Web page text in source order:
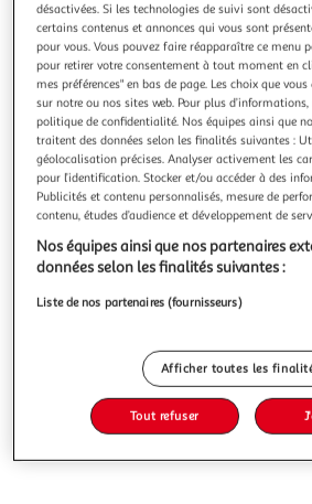
TERRES D'ARRAN : ELFES TOME
L'OURANN, Corbeyran Eric
Enfin, les origines dévoilées du
monde d'Arran : les semi elfes !
deux elfes blancs, enquêtent sur la
ermiteMoorw'yn, avec l'aide de sa
pêcheuse de koralis. Mais une fois
île perdu
En savoir +
Vous voulez connaître le prix
Afficher le prix
Caractéristiques
désactivées. Si les technologies de suivi sont
certains contenus et annonces qui vous sont
pour vous. Vous pouvez faire réapparaître ce menu
pour retirer votre consentement à tout moment en
mes préférences" en bas de page. Les choix que
sur notre ou nos sites web. Pour plus
politique de confidentialité. Nos équipes ainsi que
traitent des données selon les finalités suivantes :
géolocalisation précises. Analyser activement les
pour l’identification. Stocker et/ou accéder à des
Publicités et contenu personnalisés, mesure de
contenu, études d’audience et développement de
Nos équipes ainsi que nos partenaires
données selon les finalités suivantes :
Liste de nos partenaires (fournisseurs)
Afficher toutes les
Tout refuser